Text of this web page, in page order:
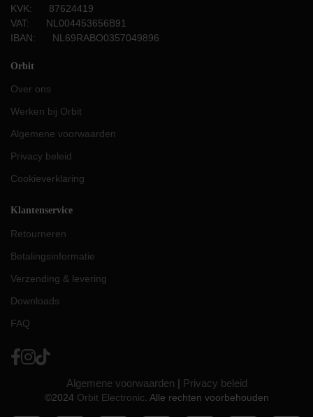
KVK: 87624419
VAT: NL004453656B91
IBAN: NL69RABO0357049896
Orbit
Over ons
Werken bij Orbit
Algemene voorwaarden
Privacy beleid
Cookieverklaring
Klantenservice
Retourneren
Betalingsinformatie
Verzending & levering
Downloads
FAQ
Algemene voorwaarden | Privacy beleid
©2024 Orbit Electronic . Alle rechten voorbehouden